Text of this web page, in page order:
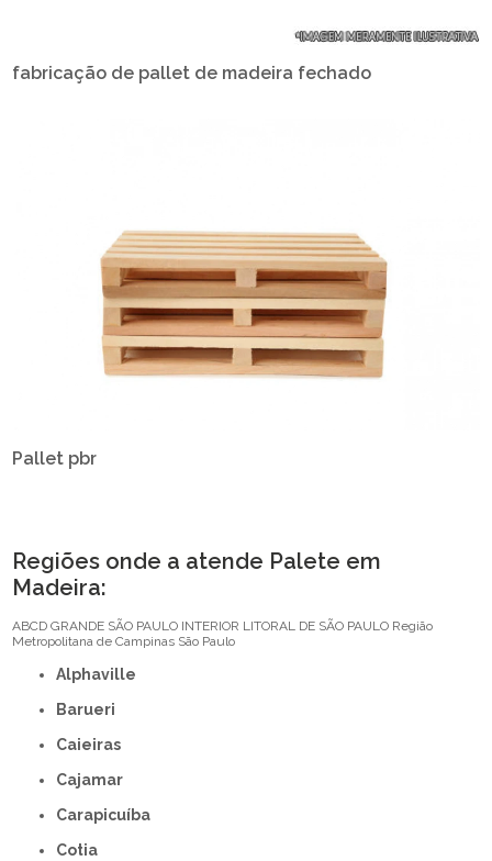
fabricação de pallet de madeira fechado
Pallet pbr
Regiões onde a atende Palete em
Madeira:
ABCD GRANDE SÃO PAULO INTERIOR LITORAL DE SÃO PAULO Região
Metropolitana de Campinas São Paulo
Alphaville
Barueri
Caieiras
Cajamar
Carapicuíba
Cotia